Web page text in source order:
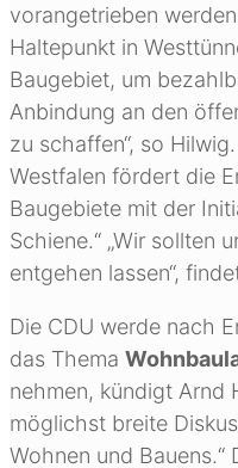
vorangetrieben
Haltepunkt in
Baugebiet, um
Anbindung an den
zu schaffen“, so
Westfalen fördert die
Baugebiete mit der
Schiene.“ „Wir sollten
entgehen lassen“,
Die CDU werde nach
das Thema
nehmen, kündigt Arnd
möglichst breite
Wohnen und Bauens.“